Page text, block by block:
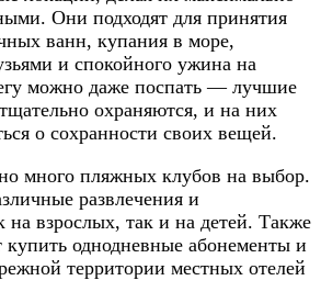
Они подходят для принятия
ванн, купания в море,
и спокойного ужина на
можно даже поспать — лучшие
охраняются, и на них
о сохранности своих вещей.
много пляжных клубов на выбор.
развлечения и
на взрослых, так и на детей. Также
однодневные абонементы и
территории местных отелей